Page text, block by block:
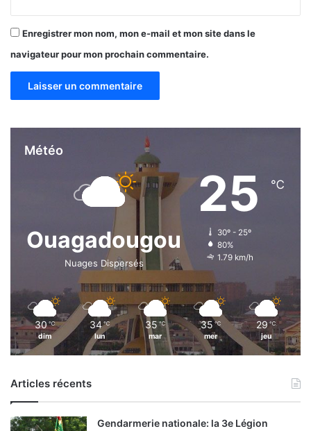
Enregistrer mon nom, mon e-mail et mon site dans le
navigateur pour mon prochain commentaire.
Météo
Ouagadougou
Nuages Dispersés
25 ℃
30º - 25º
80%
1.79 km/h
30 ℃
dim
34 ℃
lun
35 ℃
mar
35 ℃
mer
29 ℃
jeu
Articles récents
Gendarmerie nationale: la 3e Légion